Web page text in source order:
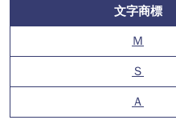
文字商標
Ｍ
Ｓ
Ａ